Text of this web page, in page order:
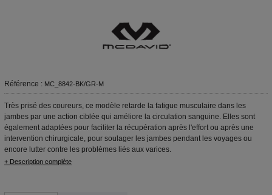
Référence : MC_8842-BK/GR-M
Très prisé des coureurs, ce modèle retarde la fatigue musculaire dans les
jambes par une action ciblée qui améliore la circulation sanguine. Elles sont
également adaptées pour faciliter la récupération après l'effort ou après une
intervention chirurgicale, pour soulager les jambes pendant les voyages ou
encore lutter contre les problèmes liés aux varices.
+ Description complète